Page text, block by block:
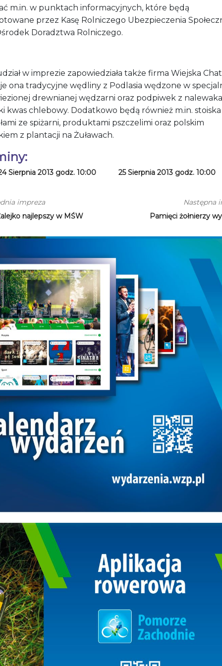
m.in. w punktach informacyjnych, które będą
przez Kasę Rolniczego Ubezpieczenia
Doradztwa Rolniczego.
w imprezie zapowiedziała także firma Wiejska
ona tradycyjne wędliny z Podlasia wędzone w
drewnianej wędzarni oraz podpiwek z
kwas chlebowy. Dodatkowo będą również m.in.
ze spiżarni, produktami pszczelimi oraz polskim
z plantacji na Żuławach.
Sierpnia 2013 godz. 10:00 25 Sierpnia 2013 godz. 10:00
impreza
najlepszy w MŚW
Następna
Pamięci żołnierzy